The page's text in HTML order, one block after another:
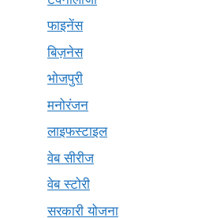
फाइनेंस
बिज़नेस
भोजपुरी
मनोरंजन
लाइफस्टाइल
वेब सीरीज
वेब स्टोरी
सरकारी योजना